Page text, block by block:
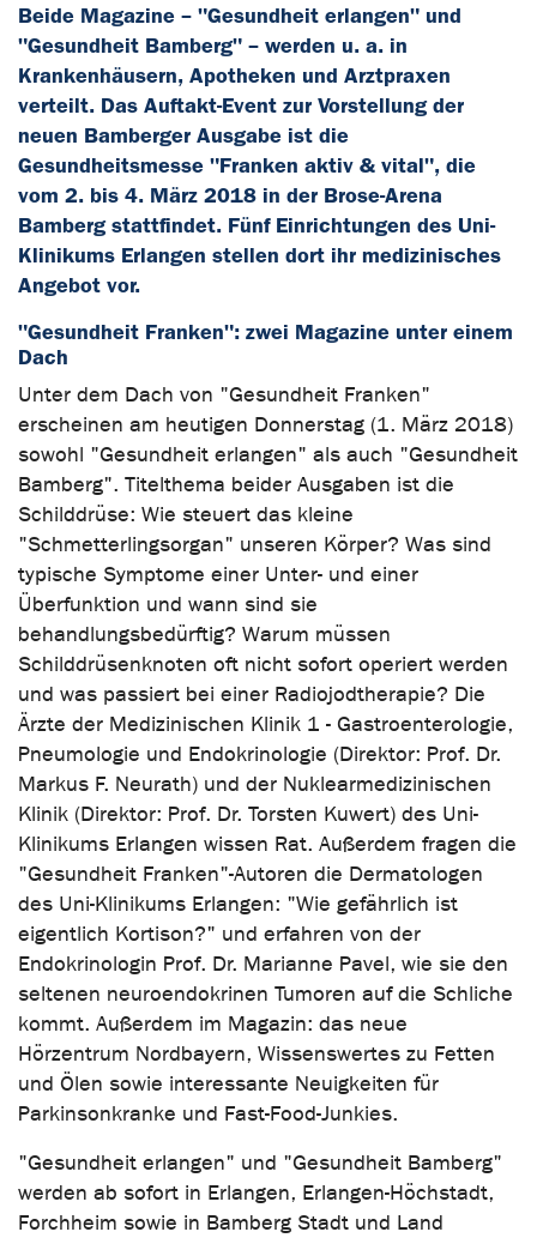
Beide Magazine – "Gesundheit erlangen" und
"Gesundheit Bamberg" – werden u. a. in
Krankenhäusern, Apotheken und Arztpraxen
verteilt. Das Auftakt-Event zur Vorstellung der
neuen Bamberger Ausgabe ist die
Gesundheitsmesse "Franken aktiv & vital", die
vom 2. bis 4. März 2018 in der Brose-Arena
Bamberg stattfindet. Fünf Einrichtungen des Uni-
Klinikums Erlangen stellen dort ihr medizinisches
Angebot vor.
"Gesundheit Franken": zwei Magazine unter einem
Dach
Unter dem Dach von "Gesundheit Franken"
erscheinen am heutigen Donnerstag (1. März 2018)
sowohl "Gesundheit erlangen" als auch "Gesundheit
Bamberg". Titelthema beider Ausgaben ist die
Schilddrüse: Wie steuert das kleine
"Schmetterlingsorgan" unseren Körper? Was sind
typische Symptome einer Unter- und einer
Überfunktion und wann sind sie
behandlungsbedürftig? Warum müssen
Schilddrüsenknoten oft nicht sofort operiert werden
und was passiert bei einer Radiojodtherapie? Die
Ärzte der Medizinischen Klinik 1 - Gastroenterologie,
Pneumologie und Endokrinologie (Direktor: Prof. Dr.
Markus F. Neurath) und der Nuklearmedizinischen
Klinik (Direktor: Prof. Dr. Torsten Kuwert) des Uni-
Klinikums Erlangen wissen Rat. Außerdem fragen die
"Gesundheit Franken"-Autoren die Dermatologen
des Uni-Klinikums Erlangen: "Wie gefährlich ist
eigentlich Kortison?" und erfahren von der
Endokrinologin Prof. Dr. Marianne Pavel, wie sie den
seltenen neuroendokrinen Tumoren auf die Schliche
kommt. Außerdem im Magazin: das neue
Hörzentrum Nordbayern, Wissenswertes zu Fetten
und Ölen sowie interessante Neuigkeiten für
Parkinsonkranke und Fast-Food-Junkies.
"Gesundheit erlangen" und "Gesundheit Bamberg"
werden ab sofort in Erlangen, Erlangen-Höchstadt,
Forchheim sowie in Bamberg Stadt und Land